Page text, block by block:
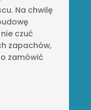
Na chwilę
czuć
zapachów,
zamówić